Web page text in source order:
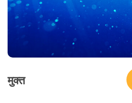
मुक्त